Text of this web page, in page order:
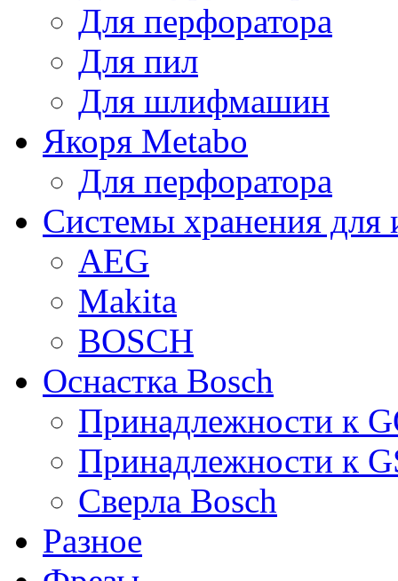
Для перфоратора
Для пил
Для шлифмашин
Якоря Metabo
Для перфоратора
Системы хранения для
AEG
Makita
BOSCH
Оснастка Bosch
Принадлежности к
Принадлежности к
Сверла Bosch
Разное